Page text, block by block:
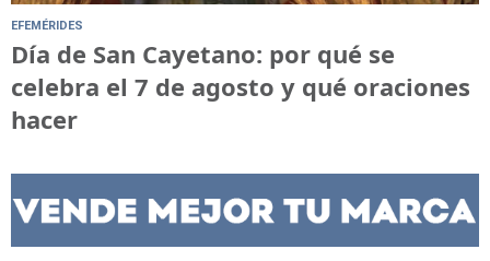
EFEMÉRIDES
Día de San Cayetano: por qué se
celebra el 7 de agosto y qué oraciones
hacer